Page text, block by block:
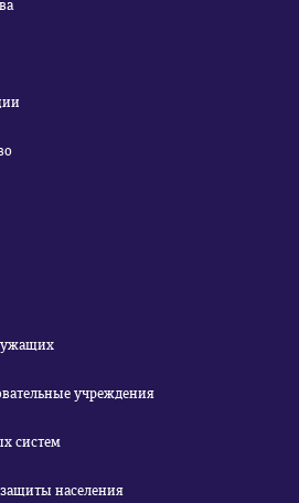
учреждения
систем
населения